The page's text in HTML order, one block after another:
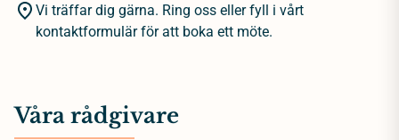
Vi träffar dig gärna. Ring oss eller fyll i vårt
kontaktformulär för att boka ett möte.
Våra rådgivare